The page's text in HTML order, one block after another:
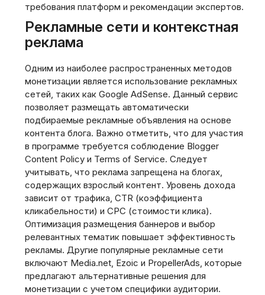
требования платформ и рекомендации экспертов.
Рекламные сети и контекстная
реклама
Одним из наиболее распространенных методов
монетизации является использование рекламных
сетей, таких как Google AdSense. Данный сервис
позволяет размещать автоматически
подбираемые рекламные объявления на основе
контента блога. Важно отметить, что для участия
в программе требуется соблюдение Blogger
Content Policy и Terms of Service. Следует
учитывать, что реклама запрещена на блогах,
содержащих взрослый контент. Уровень дохода
зависит от трафика, CTR (коэффициента
кликабельности) и CPC (стоимости клика).
Оптимизация размещения баннеров и выбор
релевантных тематик повышает эффективность
рекламы. Другие популярные рекламные сети
включают Media.net, Ezoic и PropellerAds, которые
предлагают альтернативные решения для
монетизации с учетом специфики аудитории.